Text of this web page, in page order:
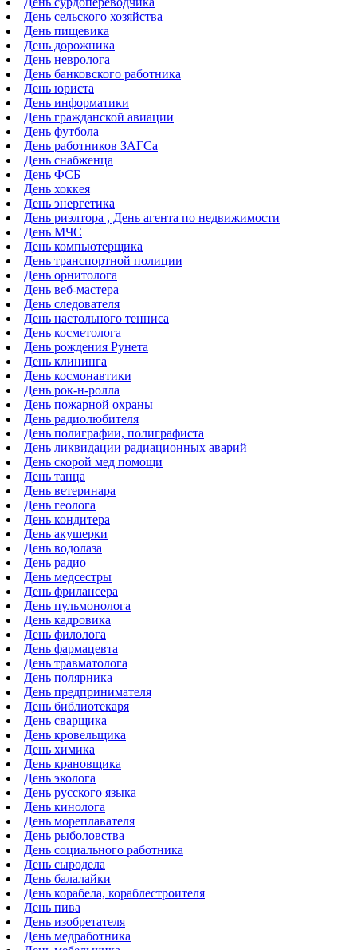
День сельского хозяйства
День пищевика
День дорожника
День невролога
День банковского работника
День юриста
День информатики
День гражданской авиации
День футбола
День работников ЗАГСа
День снабженца
День ФСБ
День хоккея
День энергетика
День риэлтора , День агента по недвижимости
День МЧС
День компьютерщика
День транспортной полиции
День орнитолога
День веб-мастера
День следователя
День настольного тенниса
День косметолога
День рождения Рунета
День клининга
День космонавтики
День рок-н-ролла
День пожарной охраны
День радиолюбителя
День полиграфии, полиграфиста
День ликвидации радиационных аварий
День скорой мед помощи
День танца
День ветеринара
День геолога
День кондитера
День акушерки
День водолаза
День радио
День медсестры
День фрилансера
День пульмонолога
День кадровика
День филолога
День фармацевта
День травматолога
День полярника
День предпринимателя
День библиотекаря
День сварщика
День кровельщика
День химика
День крановщика
День эколога
День русского языка
День кинолога
День мореплавателя
День рыболовства
День социального работника
День сыродела
День балалайки
День корабела, кораблестроителя
День пива
День изобретателя
День медработника